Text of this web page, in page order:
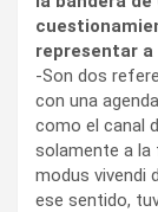
representar a
-Son dos
con una
como el canal
solamente a la
modus vivendi
ese sentido,